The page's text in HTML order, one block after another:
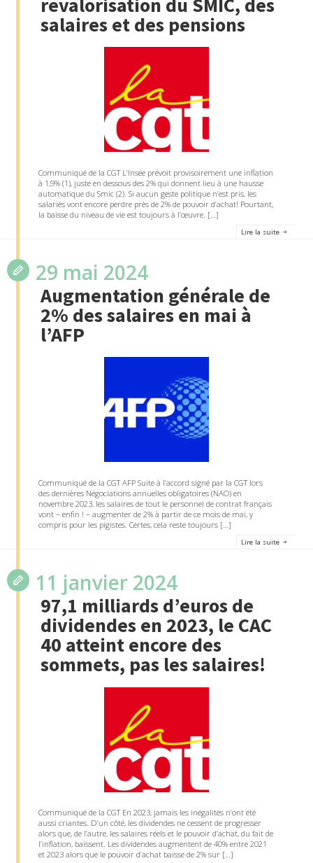
salaires et des pensions
Communiqué de la CGT L’Insee prévoit provisoirement une inflation
à 1,9% (1), juste en dessous des 2% qui donnent lieu à une hausse
automatique du Smic (2). Si aucun geste politique n’est pris, les
salariés vont encore perdre près de 2% de pouvoir d’achat! Pourtant,
la baisse du niveau de vie est toujours à l’œuvre. […]
Lire la suite
29 mai 2024
Augmentation générale de
2% des salaires en mai à
l’AFP
Communiqué de la CGT AFP Suite à l’accord signé par la CGT lors
des dernières Négociations annuelles obligatoires (NAO) en
novembre 2023, les salaires de tout le personnel de contrat français
vont – enfin ! – augmenter de 2% à partir de ce mois de mai, y
compris pour les pigistes. Certes, cela reste toujours […]
Lire la suite
11 janvier 2024
97,1 milliards d’euros de
dividendes en 2023, le CAC
40 atteint encore des
sommets, pas les salaires!
Communiqué de la CGT En 2023, jamais les inégalités n’ont été
aussi criantes. D’un côté, les dividendes ne cessent de progresser
alors que, de l’autre, les salaires réels et le pouvoir d’achat, du fait de
l’inflation, baissent. Les dividendes augmentent de 40% entre 2021
et 2023 alors que le pouvoir d’achat baisse de 2% sur […]